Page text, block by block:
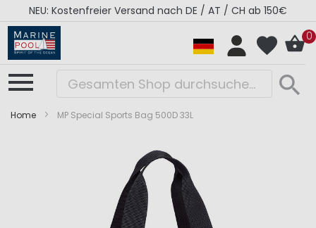
NEU: Kostenfreier Versand nach DE / AT / CH ab 150€
0
Home MP Special Sports Bag 500D 33L